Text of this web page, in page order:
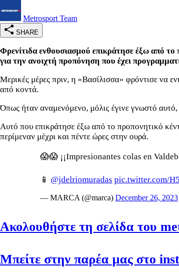
Metrosport Team
SHARE
Φρενίτιδα ενθουσιασμού επικράτησε έξω από
για την ανοιχτή προπόνηση που έχει
Μερικές μέρες πριν, η «Βασίλισσα» φρόντισε να
από κοντά.
Όπως ήταν αναμενόμενο, μόλις έγινε γνωστό
Αυτό που επικράτησε έξω από το προπονητικό
περίμεναν μέχρι και πέντε ώρες στην ουρά.
😱😱 ¡¡Impresionantes colas en
📱 @jdelriomuradas pic.twitter.com/
— MARCA (@marca) December 26, 2023
Ακολουθήστε τη σελίδα του
Μπείτε στην παρέα μας στο